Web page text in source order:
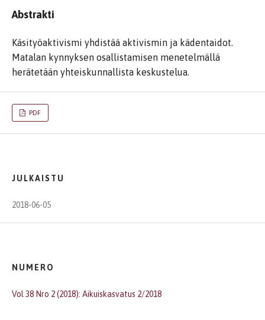
Abstrakti
Käsityöaktivismi yhdistää aktivismin ja kädentaidot.
Matalan kynnyksen osallistamisen menetelmällä
herätetään yhteiskunnallista keskustelua.
PDF
JULKAISTU
2018-06-05
NUMERO
Vol 38 Nro 2 (2018): Aikuiskasvatus 2/2018